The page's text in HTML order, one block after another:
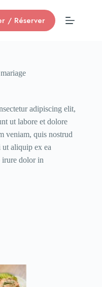
/ Réserver
adipiscing elit,
ut labore et dolore
veniam, quis nostrud
aliquip ex ea
irure dolor in